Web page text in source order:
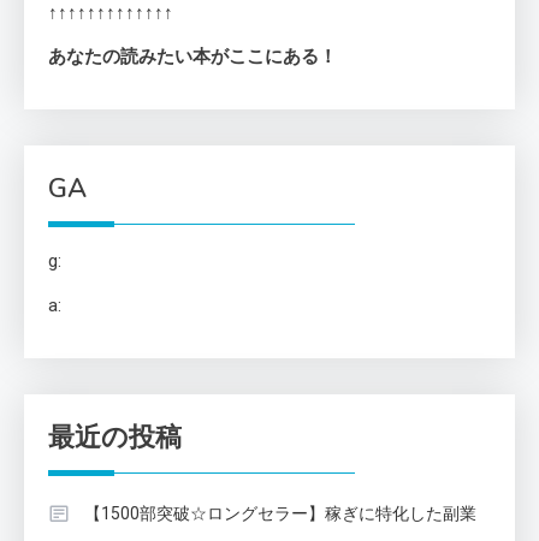
↑↑↑↑↑↑↑↑↑↑↑↑↑
あなたの読みたい本がここにある！
GA
g:
a:
最近の投稿
【1500部突破☆ロングセラー】稼ぎに特化した副業